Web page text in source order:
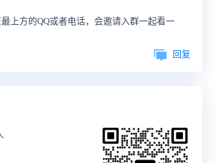
上方的QQ或者电话，会邀请入群一起看一
回复